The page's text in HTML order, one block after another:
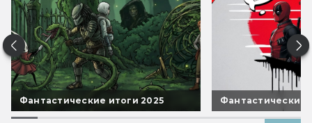
Фантастические итоги 2025 Фантастические